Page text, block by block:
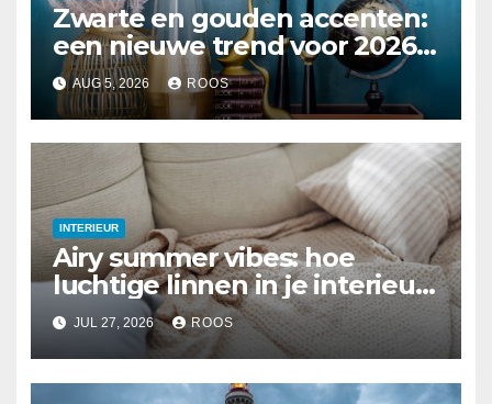
Zwarte en gouden accenten:
een nieuwe trend voor 2026
interieurs
AUG 5, 2026 ROOS
INTERIEUR
Airy summer vibes: hoe
luchtige linnen in je interieur
te integreren
JUL 27, 2026 ROOS